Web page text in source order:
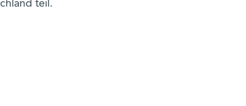
teil.